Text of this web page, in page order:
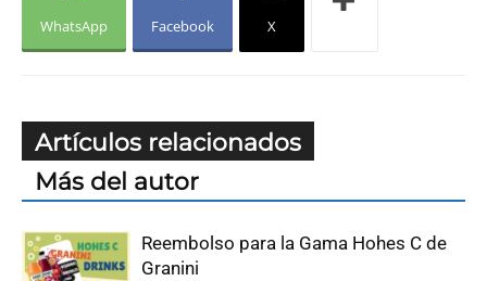
WhatsApp Facebook X
Artículos relacionados
Más del autor
Reembolso para la Gama Hohes C de
Granini